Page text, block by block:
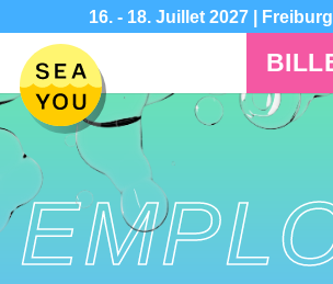
16. - 18. Juillet 2027 |